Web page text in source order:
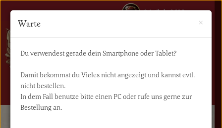
0 Artikel - 0,00€
NAVIGATION
×
Warte
Du verwendest gerade dein Smartphone oder Tablet?
Damit bekommst du Vieles nicht angezeigt und kannst evtl.
nicht bestellen.
In dem Fall benutze bitte einen PC oder rufe uns gerne zur
Bestellung an.